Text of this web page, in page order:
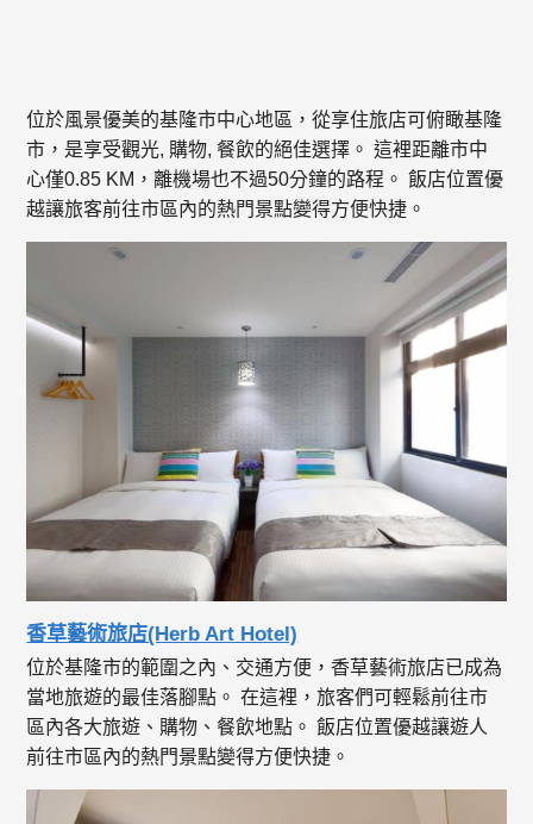
位於風景優美的基隆市中心地區，從享住旅店可俯瞰基隆
市，是享受觀光, 購物, 餐飲的絕佳選擇。 這裡距離市中
心僅0.85 KM，離機場也不過50分鐘的路程。 飯店位置優
越讓旅客前往市區內的熱門景點變得方便快捷。
香草藝術旅店(Herb Art Hotel)
位於基隆市的範圍之內、交通方便，香草藝術旅店已成為
當地旅遊的最佳落腳點。 在這裡，旅客們可輕鬆前往市
區內各大旅遊、購物、餐飲地點。 飯店位置優越讓遊人
前往市區內的熱門景點變得方便快捷。